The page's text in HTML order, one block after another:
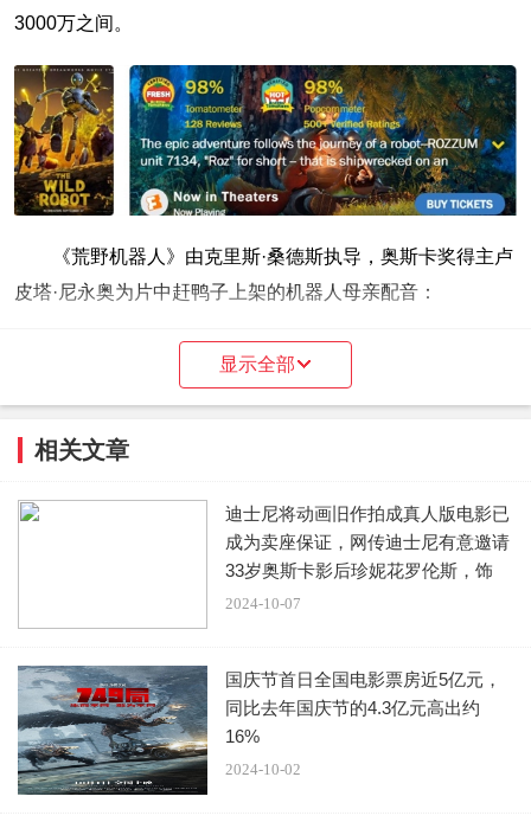
3000万之间。
《荒野机器人》由克里斯·桑德斯执导，奥斯卡奖得主卢
皮塔·尼永奥为片中赶鸭子上架的机器人母亲配音：
派拉蒙的《变形金刚：起源》上映两周滑落至第三，预
计第二周票房为930万美元。该片被誉为有史以来最佳汽车
人影片，却始终与票房冠军无缘，令人扼腕叹息。
显示全部
相关文章
迪士尼将动画旧作拍成真人版电影已
成为卖座保证，网传迪士尼有意邀请
33岁奥斯卡影后珍妮花罗伦斯，饰
演“
2024-10-07
国庆节首日全国电影票房近5亿元，
同比去年国庆节的4.3亿元高出约
16%
2024-10-02